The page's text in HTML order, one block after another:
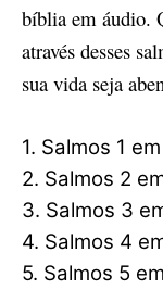
bíblia em áudio.
através desses
sua vida seja
1. Salmos 1
2. Salmos 2
3. Salmos 3
4. Salmos 4
5. Salmos 5